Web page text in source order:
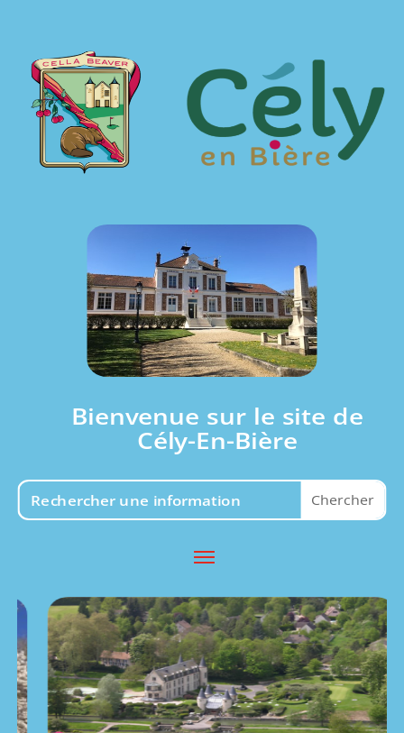
Bienvenue sur le site de
Cély-En-Bière